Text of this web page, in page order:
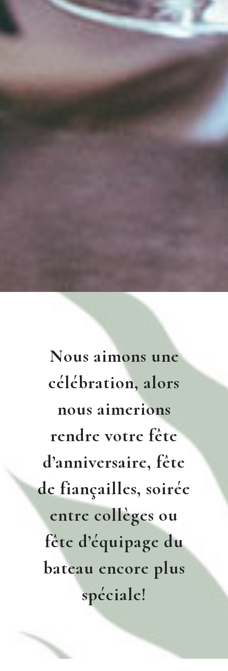
Nous aimons une
célébration, alors
nous aimerions
rendre votre fête
d’anniversaire, fête
de fiançailles, soirée
entre collèges ou
fête d’équipage du
bateau encore plus
spéciale!